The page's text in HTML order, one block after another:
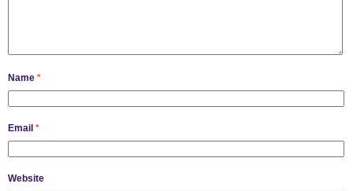
Name *
Email *
Website